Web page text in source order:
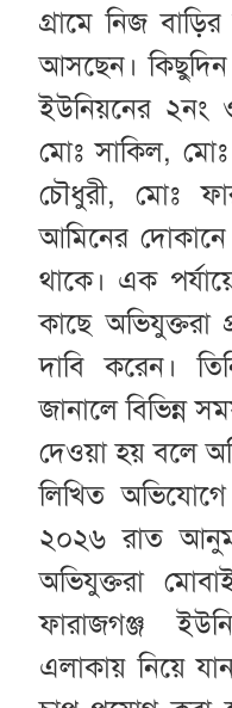
গ্রামে নিজ
আসছেন। কিছুদিন
ইউনিয়নের ২নং
মোঃ সাকিল,
চৌধুরী, মোঃ
আমিনের
থাকে। এক
কাছে অভিযুক্তরা
দাবি করেন।
জানালে বিভিন্ন
দেওয়া হয় বলে
লিখিত
২০২৬ রাত
অভিযুক্তরা
ফারাজগঞ্জ
এলাকায় নিয়ে